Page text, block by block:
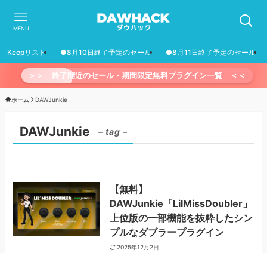
MENU
Keepリスト ●8月10日終了予定のセール ●8月11日終了予定のセール
＞＞ 終了間近のセール・期間限定無料プラグイン一覧 ＜＜
ホーム DAWJunkie
DAWJunkie – tag –
【無料】
DAWJunkie「LilMissDoubler」
上位版の一部機能を抜粋したシン
プルなダブラープラグイン
2025年12月2日